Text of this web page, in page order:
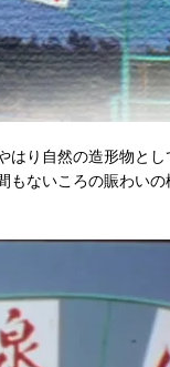
り自然の造形物と
もないころの賑わい